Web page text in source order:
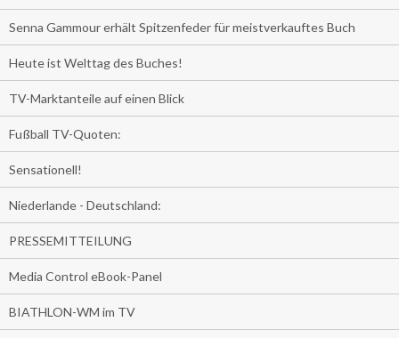
Senna Gammour erhält Spitzenfeder für meistverkauftes Buch
Heute ist Welttag des Buches!
TV-Marktanteile auf einen Blick
Fußball TV-Quoten:
Sensationell!
Niederlande - Deutschland:
PRESSEMITTEILUNG
Media Control eBook-Panel
BIATHLON-WM im TV